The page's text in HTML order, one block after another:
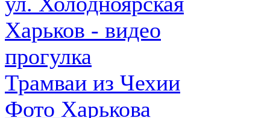
Харьков - видео
прогулка
Трамваи из Чехии
Фото Харькова